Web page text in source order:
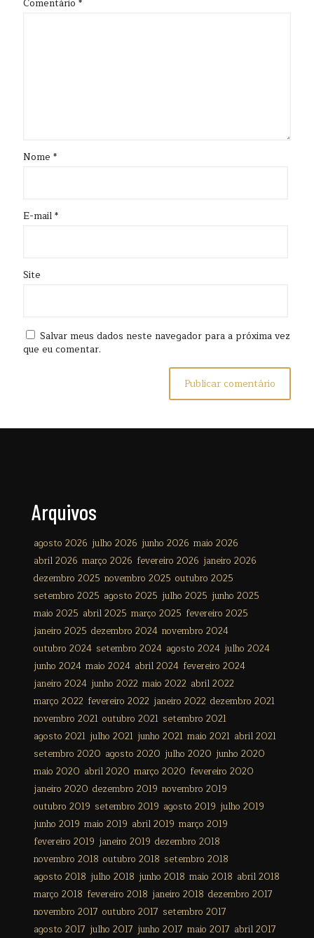
Comentário *
Nome *
E-mail*
Site
Salvar meus dados neste navegador para a próxima vez
que eu comentar.
Arquivos
agosto 2026 julho 2026 junho 2026 maio 2026
abril 2026 março 2026 fevereiro 2026 janeiro 2026
dezembro 2025 novembro 2025 outubro 2025
setembro 2025 agosto 2025 julho 2025 junho 2025
maio 2025 abril 2025 março 2025 fevereiro 2025
janeiro 2025 dezembro 2024 novembro 2024
outubro 2024 setembro 2024 agosto 2024 julho 2024
junho 2024 maio 2024 abril 2024 fevereiro 2024
janeiro 2024 junho 2022 maio 2022 abril 2022
março 2022 fevereiro 2022 janeiro 2022 dezembro 2021
novembro 2021 outubro 2021 setembro 2021
agosto 2021 julho 2021 junho 2021 maio 2021 abril 2021
setembro 2020 agosto 2020 julho 2020 junho 2020
maio 2020 abril 2020 março 2020 fevereiro 2020
janeiro 2020 dezembro 2019 novembro 2019
outubro 2019 setembro 2019 agosto 2019 julho 2019
junho 2019 maio 2019 abril 2019 março 2019
fevereiro 2019 janeiro 2019 dezembro 2018
novembro 2018 outubro 2018 setembro 2018
agosto 2018 julho 2018 junho 2018 maio 2018 abril 2018
março 2018 fevereiro 2018 janeiro 2018 dezembro 2017
novembro 2017 outubro 2017 setembro 2017
agosto 2017 julho 2017 junho 2017 maio 2017 abril 2017